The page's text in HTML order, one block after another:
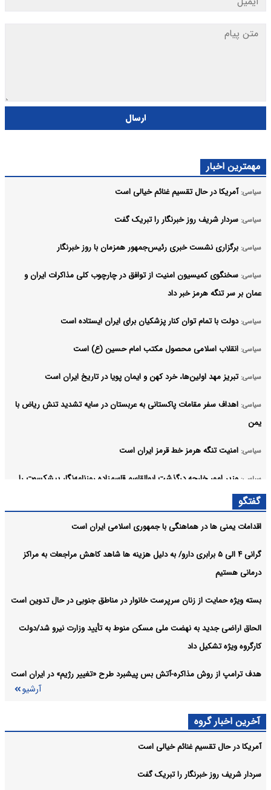
ارسال
مهمترین اخبار
سیاسی: آمریکا در حال تقسیم غنائم خیالی است
سیاسی: سردار شریف روز خبرنگار را تبریک گفت
سیاسی: برگزاری نشست خبری رئیس‌جمهور همزمان با روز خبرنگار
سیاسی: سخنگوی کمیسیون امنیت از توافق در چارچوب کلی مذاکرات ایران و
عمان بر سر تنگه هرمز خبر داد
سیاسی: دولت با تمام توان کنار پزشکیان برای ایران ایستاده است
سیاسی: انقلاب اسلامی محصول مکتب امام حسین (ع) است
سیاسی: تبریز مهد اولین‌ها، خرد کهن و ایمان پویا در تاریخ ایران است
سیاسی: اهداف سفر مقامات پاکستانی به عربستان در سایه تشدید تنش ریاض با
یمن
سیاسی: امنیت تنگه هرمز خط قرمز ایران است
سیاسی: وزیر امور خارجه درگذشت ابوالقاسم قاسم‌زاده روزنامه‌نگار پیشکسوت را
تسلیت گفت
آرشیو
گفتگو
اقدامات یمنی ها در هماهنگی با جمهوری اسلامی ایران است
گرانی ۴ الی ۵ برابری دارو/ به دلیل هزینه ها شاهد کاهش مراجعات به مراکز
درمانی هستیم
بسته ویژه حمایت از زنان سرپرست خانوار در مناطق جنوبی در حال تدوین است
الحاق اراضی جدید به نهضت ملی مسکن منوط به تأیید وزارت نیرو شد/دولت
کارگروه ویژه تشکیل داد
هدف ترامپ از روش مذاکره-آتش بس پیشبرد طرح «تغییر رژیم» در ایران است
آرشیو
آخرین اخبار گروه
آمریکا در حال تقسیم غنائم خیالی است
سردار شریف روز خبرنگار را تبریک گفت